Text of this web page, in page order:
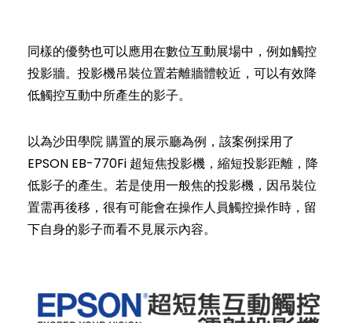
同樣的優勢也可以應用在數位互動展場中，例如觸控
投影牆。投影機吊裝位置若離牆體較近，可以有效降
低觸控互動中所產生的影子。
以為沙田學院 購置的展示廳為例，該案例採用了
EPSON EB-770Fi 超短焦投影機，縮短投影距離，降
低影子的產生。若是使用一般焦的投影機，因吊裝位
置需再後移，很有可能會在操作人員觸控操作時，留
下自身的影子而看不見展示內容。